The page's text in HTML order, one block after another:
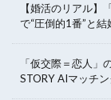
【婚活のリアル
で“圧倒的1番”と
「仮交際＝恋人」
STORY AIマッチ